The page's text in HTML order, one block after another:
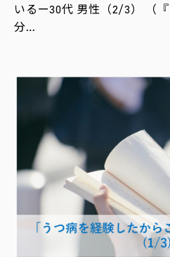
いるー30代 男性（2/3） （
分…